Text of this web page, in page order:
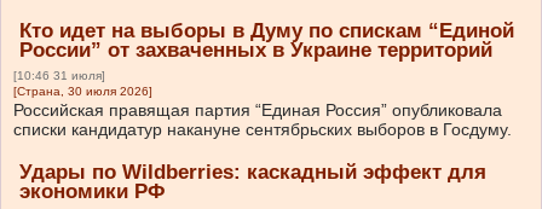
Кто идет на выборы в Думу по спискам “Единой
России” от захваченных в Украине территорий
[10:46 31 июля]
[Страна, 30 июля 2026]
Российская правящая партия “Единая Россия” опубликовала
списки кандидатур накануне сентябрьских выборов в Госдуму.
Удары по Wildberries: каскадный эффект для
экономики РФ